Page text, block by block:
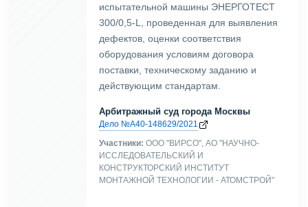
испытательной машины ЭНЕРГОТЕСТ
300/0,5-L, проведенная для выявления
дефектов, оценки соответствия
оборудования условиям договора
поставки, техническому заданию и
действующим стандартам.
Арбитражный суд города Москвы
Дело №А40-148629/2021
Участники: ООО "ВИРСО", АО "НАУЧНО-
ИССЛЕДОВАТЕЛЬСКИЙ И
КОНСТРУКТОРСКИЙ ИНСТИТУТ
МОНТАЖНОЙ ТЕХНОЛОГИИ - АТОМСТРОЙ"